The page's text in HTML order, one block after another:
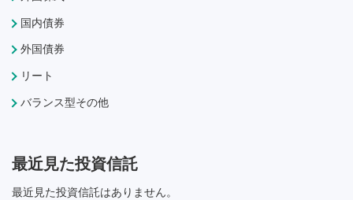
国内債券
外国債券
リート
バランス型その他
最近見た投資信託
最近見た投資信託はありません。